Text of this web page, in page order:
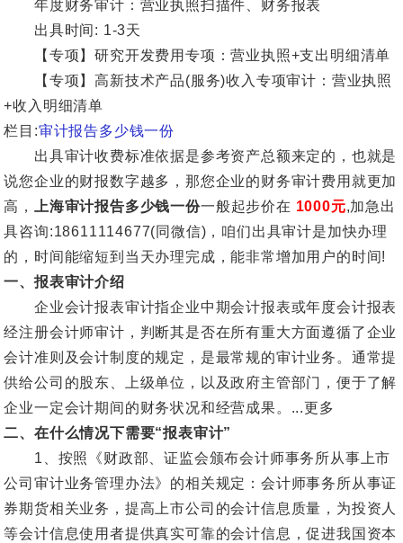
年度财务审计：营业执照扫描件、财务报表
出具时间: 1-3天
【专项】研究开发费用专项：营业执照+支出明细清单
【专项】高新技术产品(服务)收入专项审计：营业执照
+收入明细清单
栏目:审计报告多少钱一份
出具审计收费标准依据是参考资产总额来定的，也就是
说您企业的财报数字越多，那您企业的财务审计费用就更加
高，
上海审计报告多少钱一份一般起步价在 1000元,加急出
具咨询:18611114677(同微信)，咱们出具审计是加快办理
的，时间能缩短到当天办理完成，能非常增加用户的时间!
一、报表审计介绍
企业会计报表审计指企业中期会计报表或年度会计报表
经注册会计师审计，判断其是否在所有重大方面遵循了企业
会计准则及会计制度的规定，是最常规的审计业务。通常提
供给公司的股东、上级单位，以及政府主管部门，便于了解
企业一定会计期间的财务状况和经营成果。...更多
二、在什么情况下需要“报表审计”
1、按照《财政部、证监会颁布会计师事务所从事上市
公司审计业务管理办法》的相关规定：会计师事务所从事证
券期货相关业务，提高上市公司的会计信息质量，为投资人
等会计信息使用者提供真实可靠的会计信息，促进我国资本